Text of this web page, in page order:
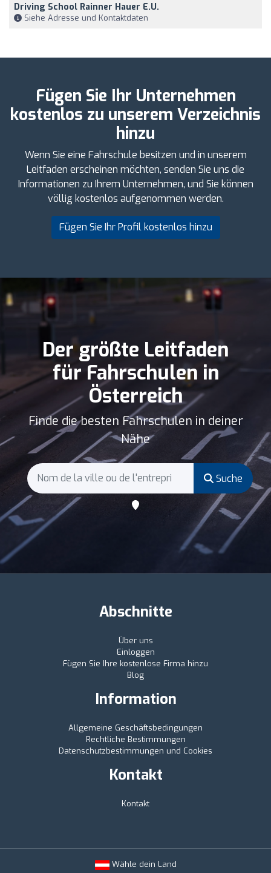
Driving School Rainner Hauer E.U.
Siehe Adresse und Kontaktdaten
Fügen Sie Ihr Unternehmen
kostenlos zu unserem Verzeichnis
hinzu
Wenn Sie eine Fahrschule besitzen und in unserem
Leitfaden erscheinen möchten, senden Sie uns die
Informationen zu Ihrem Unternehmen, und Sie können
völlig kostenlos aufgenommen werden.
Fügen Sie Ihr Profil kostenlos hinzu
Der größte Leitfaden
für Fahrschulen in
Österreich
Finde die besten Fahrschulen in deiner
Nähe
Suche
Abschnitte
Über uns
Einloggen
Fügen Sie Ihre kostenlose Firma hinzu
Blog
Information
Allgemeine Geschäftsbedingungen
Rechtliche Bestimmungen
Datenschutzbestimmungen und Cookies
Kontakt
Kontakt
Wähle dein Land